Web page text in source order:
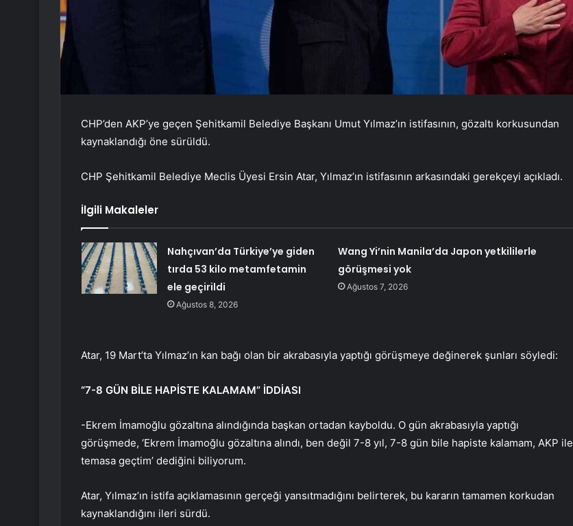
CHP’den AKP’ye geçen Şehitkamil Belediye Başkanı Umut Yılmaz’ın istifasının, gözaltı korkusundan
kaynaklandığı öne sürüldü.
CHP Şehitkamil Belediye Meclis Üyesi Ersin Atar, Yılmaz’ın istifasının arkasındaki gerekçeyi açıkladı.
İlgili Makaleler
Nahçıvan’da Türkiye’ye giden
tırda 53 kilo metamfetamin
ele geçirildi
Ağustos 8, 2026
Wang Yi’nin Manila’da Japon yetkililerle
görüşmesi yok
Ağustos 7, 2026
Atar, 19 Mart’ta Yılmaz’ın kan bağı olan bir akrabasıyla yaptığı görüşmeye değinerek şunları söyledi:
“7-8 GÜN BİLE HAPİSTE KALAMAM” İDDİASI
-Ekrem İmamoğlu gözaltına alındığında başkan ortadan kayboldu. O gün akrabasıyla yaptığı
görüşmede, ‘Ekrem İmamoğlu gözaltına alındı, ben değil 7-8 yıl, 7-8 gün bile hapiste kalamam, AKP ile
temasa geçtim’ dediğini biliyorum.
Atar, Yılmaz’ın istifa açıklamasının gerçeği yansıtmadığını belirterek, bu kararın tamamen korkudan
kaynaklandığını ileri sürdü.